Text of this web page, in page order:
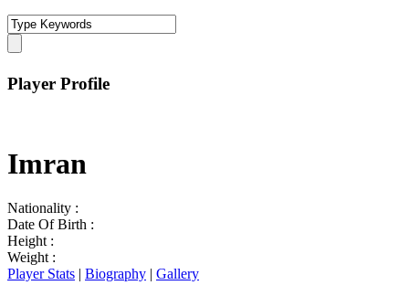
Player Profile
Imran
Nationality :
Date Of Birth :
Height :
Weight :
Player Stats | Biography | Gallery